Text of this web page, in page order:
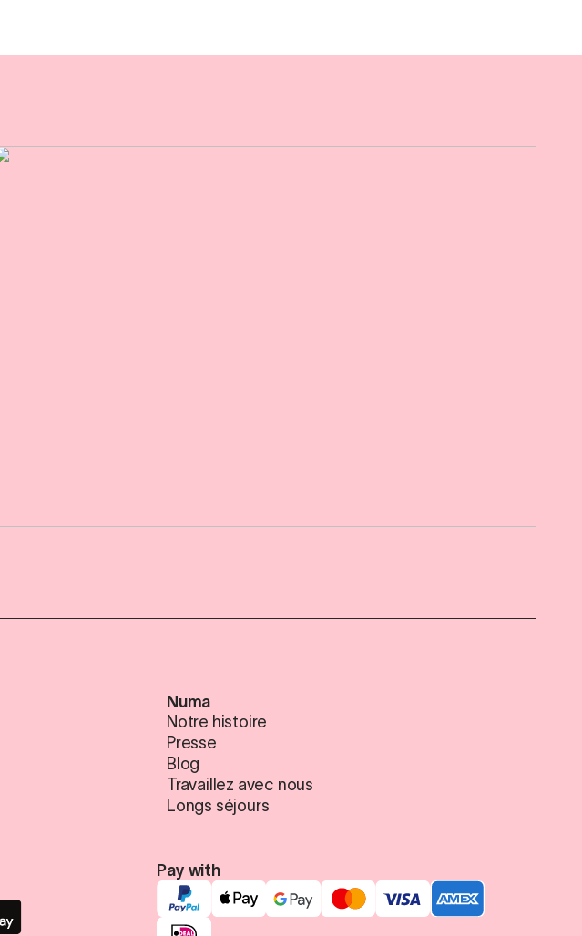
Numa
Notre histoire
Presse
Blog
Travaillez avec nous
Longs séjours
Pay with